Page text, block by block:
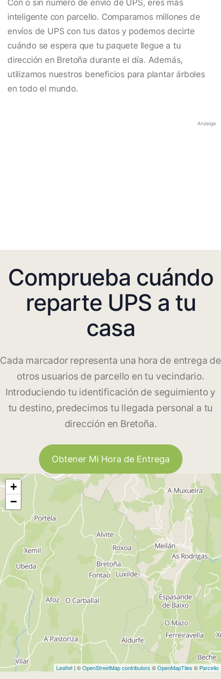
Con o sin número de envío de UPS, eres más
inteligente con parcello. Comparamos millones de
envíos de UPS con tus datos y podemos decirte
cuándo se espera que tu paquete llegue a tu
dirección en Bretoña durante el día. Además,
utilizamos nuestros beneficios para plantar árboles
en todo el mundo.
Anzeige
Comprueba cuándo
reparte UPS a tu
casa
Cada marcador representa una hora de entrega de
otros usuarios de parcello en tu vecindario.
Introduciendo tu identificación de seguimiento y
tu destino, predecimos tu llegada personal a tu
dirección en Bretoña.
Obtener Mi Hora de Entrega
+
−
Leaflet | ©OpenStreetMap contributors ©OpenMapTiles © Parcello